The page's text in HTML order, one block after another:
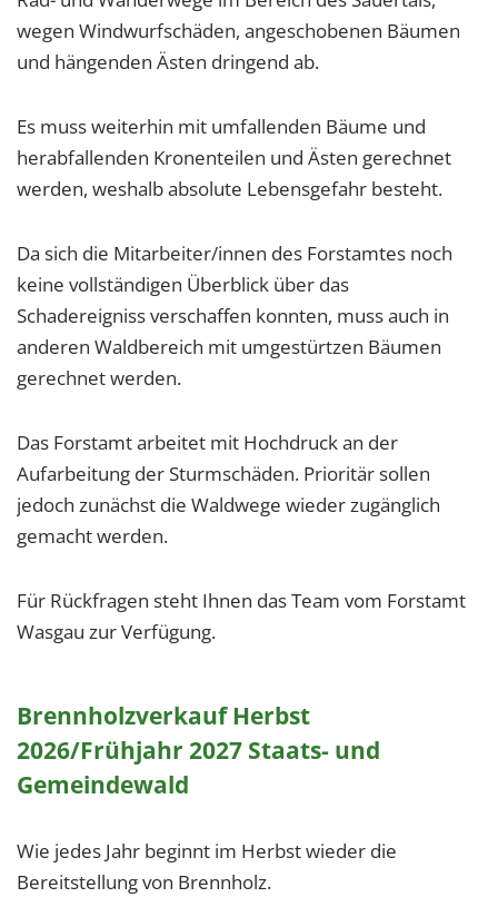
wegen Windwurfschäden, angeschobenen Bäumen
und hängenden Ästen dringend ab.
Es muss weiterhin mit umfallenden Bäume und
herabfallenden Kronenteilen und Ästen gerechnet
werden, weshalb absolute Lebensgefahr besteht.
Da sich die Mitarbeiter/innen des Forstamtes noch
keine vollständigen Überblick über das
Schadereigniss verschaffen konnten, muss auch in
anderen Waldbereich mit umgestürtzen Bäumen
gerechnet werden.
Das Forstamt arbeitet mit Hochdruck an der
Aufarbeitung der Sturmschäden. Prioritär sollen
jedoch zunächst die Waldwege wieder zugänglich
gemacht werden.
Für Rückfragen steht Ihnen das Team vom Forstamt
Wasgau zur Verfügung.
Brennholzverkauf Herbst
2026/Frühjahr 2027 Staats- und
Gemeindewald
Wie jedes Jahr beginnt im Herbst wieder die
Bereitstellung von Brennholz.